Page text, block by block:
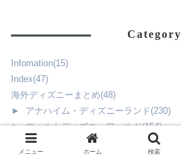
Category
Infomation(15)
Index(47)
海外ディズニーまとめ(48)
►
アナハイム・ディズニーランド (230)
► ウォルトディズニーワールド(154)
ディズニーランド・パリ
メニュー ホーム 検索